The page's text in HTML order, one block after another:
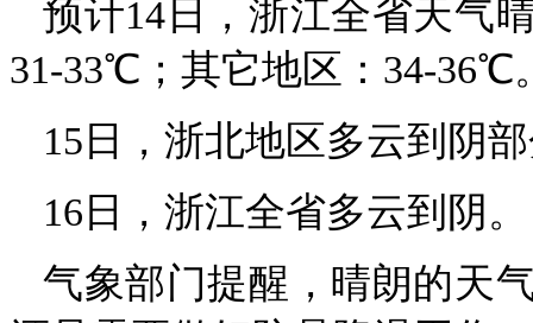
预计14日，浙江全省天气
31-33℃；其它地区：34-36℃
15日，浙北地区多云到阴
16日，浙江全省多云到阴。
气象部门提醒，晴朗的天